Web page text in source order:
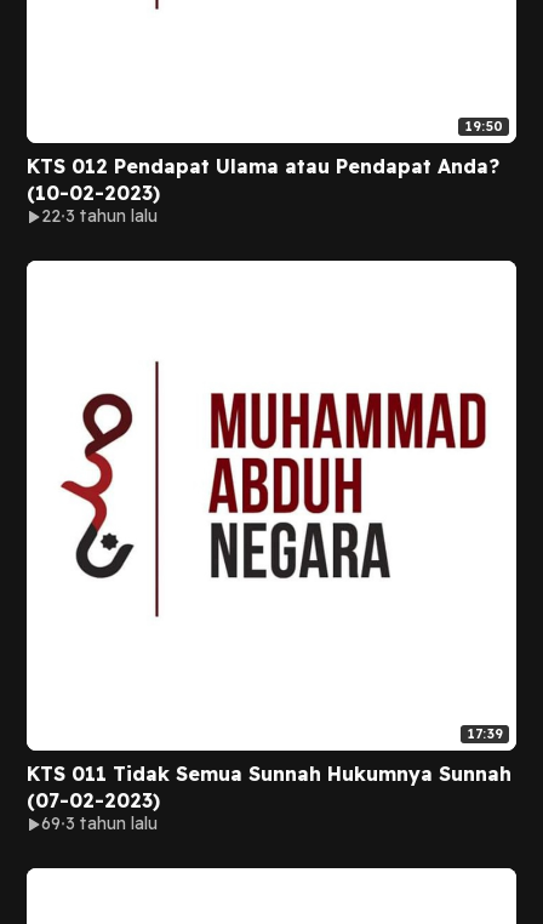
19:50
KTS 012 Pendapat Ulama atau Pendapat Anda?
(10-02-2023)
22 3 tahun lalu
17:39
KTS 011 Tidak Semua Sunnah Hukumnya Sunnah
(07-02-2023)
69 3 tahun lalu